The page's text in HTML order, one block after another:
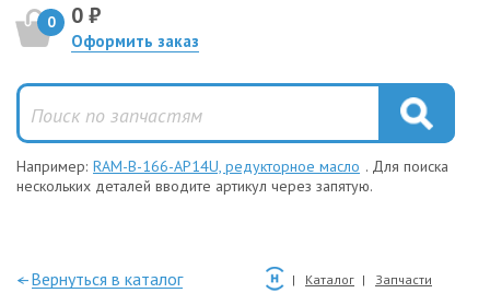
0 0 ₽
Оформить заказ
Например: RAM-B-166-AP14U, редукторное масло . Для поиска
нескольких деталей вводите артикул через запятую.
—Вернуться в каталог Каталог Запчасти